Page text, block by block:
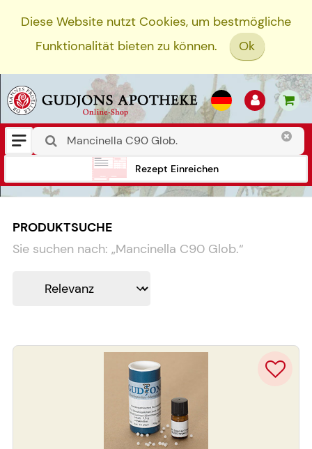
Diese Website nutzt Cookies, um bestmögliche
Funktionalität bieten zu können.
Ok
Rezept Einreichen
PRODUKTSUCHE
Sie suchen nach: „Mancinella C90 Glob.“